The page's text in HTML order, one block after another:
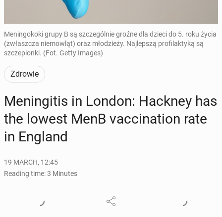
Meningokoki grupy B są szczególnie groźne dla dzieci do 5. roku życia
(zwłaszcza niemowląt) oraz młodzieży. Najlepszą profilaktyką są
szczepionki. (Fot. Getty Images)
Zdrowie
Menin­gi­tis in London: Hackney has
the lowest MenB vac­ci­na­tion rate
in England
19 MARCH, 12:45
Reading time: 3 Minutes